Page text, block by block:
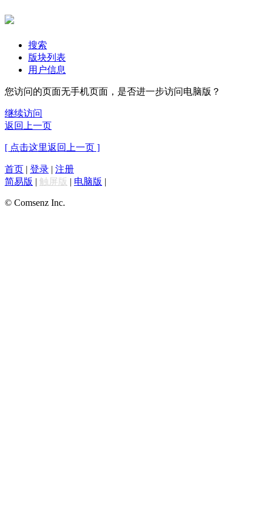
搜索
版块列表
用户信息
您访问的页面无手机页面，是否进一步访问电脑版？
继续访问
返回上一页
[ 点击这里返回上一页 ]
首页 | 登录 | 注册
简易版 | 触屏版 | 电脑版 |
© Comsenz Inc.